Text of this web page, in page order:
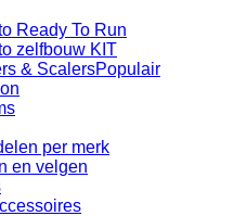
Ready To Run
zelfbouw KIT
& Scalers
per merk
en velgen